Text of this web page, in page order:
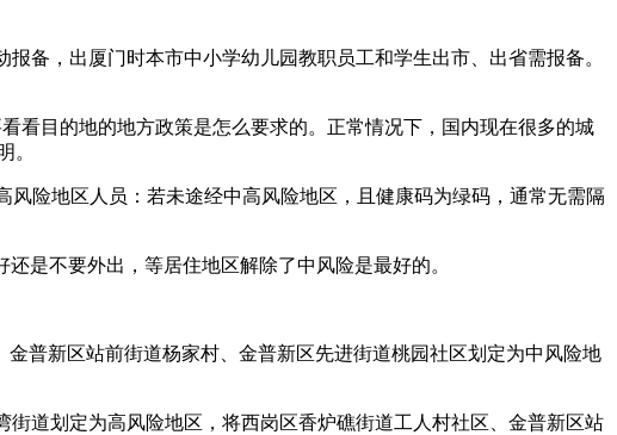
备，出厦门时本市中小学幼儿园教职员工和学生出市、出省需报备。
看目的地的地方政策是怎么要求的。正常情况下，国内现在很多的城
。
险地区人员：若未途经中高风险地区，且健康码为绿码，通常无需隔
是不要外出，等居住地区解除了中风险是最好的。
普新区站前街道杨家村、金普新区先进街道桃园社区划定为中风险地
道划定为高风险地区，将西岗区香炉礁街道工人村社区、金普新区站